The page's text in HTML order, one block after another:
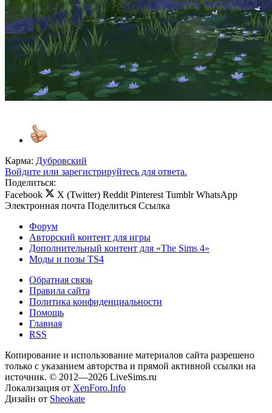
Карма: Дубровский
Войдите или зарегистрируйтесь для ответа.
Поделиться:
Facebook
X (Twitter) Reddit Pinterest Tumblr WhatsApp
Электронная почта Поделиться Ссылка
Форум
Авторский контент для игры
Дополнительный контент для «The Sims 4»
Моды и позы TS4
Обратная связь
Правила сайта
Политика конфиденциальности
Помощь
Главная
RSS
Копирование и использование материалов сайта разрешено
только с указанием авторства и прямой активной ссылки на
источник. © 2012—2026 LiveSims.ru
Локализация от XenForo.Info
Дизайн от Sheokate